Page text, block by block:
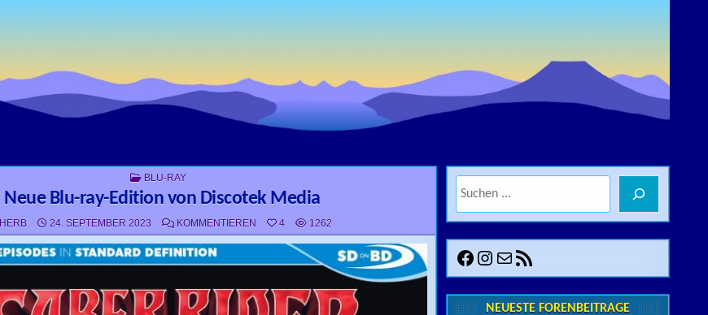
POSTED IN
BLU-RAY
Neue Blu-ray-Edition von Discotek Media
HERB 24. SEPTEMBER 2023 KOMMENTIEREN ZU NEUE BLU-RAY-EDITION VON DISCOTEK MEDIA
4 1262
Facebook
Instagram
E-MailRSS-Feed
NEUESTE FORENBEITRÄGE